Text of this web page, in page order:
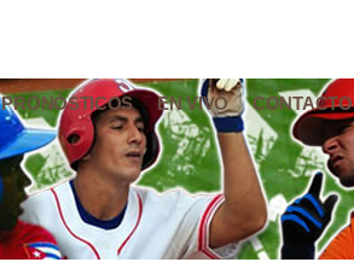
PRONÓSTICOS EN VIVO CONTACTO